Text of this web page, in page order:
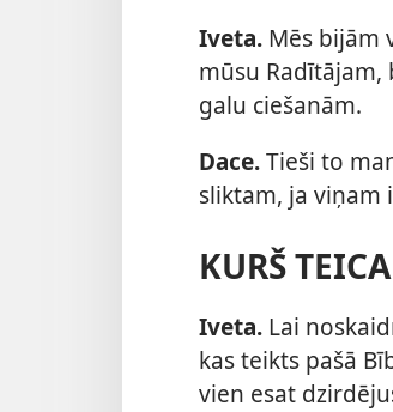
Iveta. Mēs bijām
mūsu
galu ciešanām.
Dace.Tieši to
sliktam, ja viņam
KURŠ
Iveta. Lai
kas teikts pašā
vien esat